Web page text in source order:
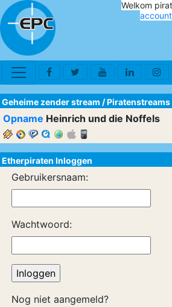
Welkom
account
Geheime zender stream /Piratenstreams
Opname Heinrich und die Noffels
Etherpiraten Inloggen
Gebruikersnaam:
Wachtwoord:
Nog niet aangemeld?